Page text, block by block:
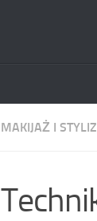
MAKIJAŻ I